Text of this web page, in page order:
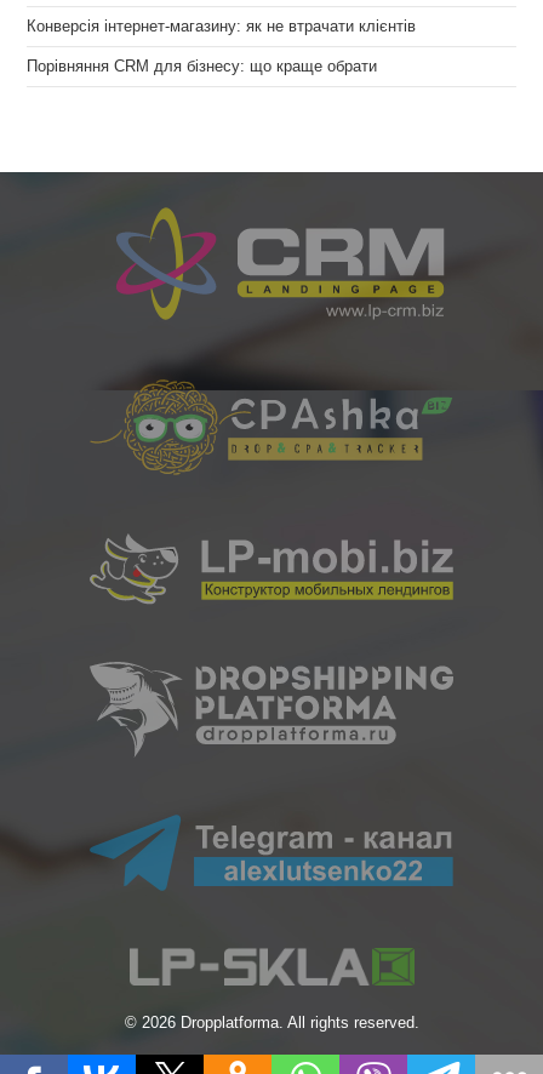
Конверсія інтернет-магазину: як не втрачати клієнтів
Порівняння CRM для бізнесу: що краще обрати
© 2026 Dropplatforma. All rights reserved.